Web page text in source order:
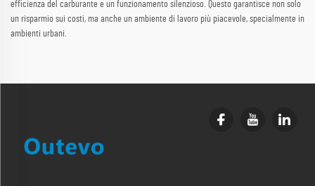
efficienza del carburante e un funzionamento silenzioso. Questo garantisce non solo
un risparmio sui costi, ma anche un ambiente di lavoro più piacevole, specialmente in
ambienti urbani.